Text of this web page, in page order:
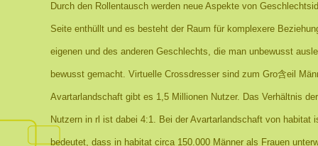
Durch den Rollentausch werden neue Aspekte von
Seite enthüllt und es besteht der Raum für komplexere
eigenen und des anderen Geschlechts, die man unbewusst
bewusst gemacht. Virtuelle Crossdresser sind zum Gro含eil
Avartarlandschaft gibt es 1,5 Millionen Nutzer. Das Verhältnis
Nutzern in rl ist dabei 4:1. Bei der Avartarlandschaft von habitat
bedeutet, dass in habitat circa 150.000 Männer als Frauen